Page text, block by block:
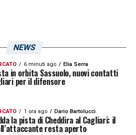
NEWS
6 minuti ago Elia Serra
in orbita Sassuolo, nuovi contatti
per il difensore
1 ora ago Dario Bartolucci
la pista di Cheddira al Cagliari: il
resta aperto